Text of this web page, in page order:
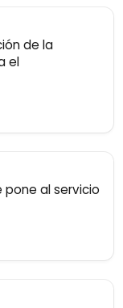
de la
el
pone al servicio